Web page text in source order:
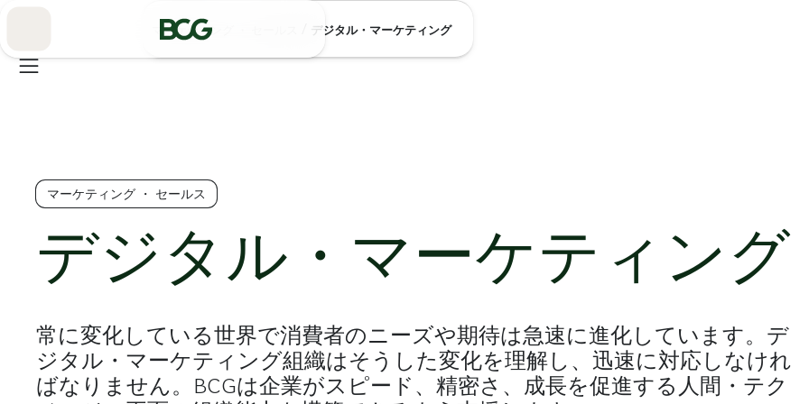
マーケティング ・ セールス デジタル・マーケティング
マーケティング ・ セールス
デジタル・マーケティング
常に変化している世界で消費者のニーズや期待は急速に進化しています。デ
ジタル・マーケティング組織はそうした変化を理解し、迅速に対応しなけれ
ばなりません。BCGは企業がスピード、精密さ、成長を促進する人間・テク